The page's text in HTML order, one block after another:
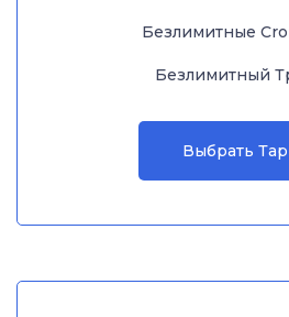
Безлимитные
Безлимитный
Выбрать